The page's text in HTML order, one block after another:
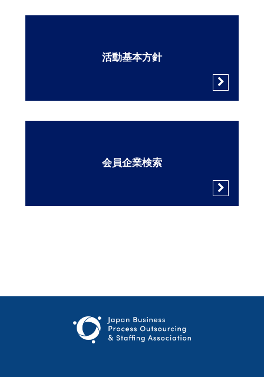
活動基本方針
会員企業検索